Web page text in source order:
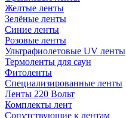
Желтые ленты
Зелёные ленты
Синие ленты
Розовые ленты
Ультрафиолетовые UV ленты
Термоленты для саун
Фитоленты
Специализированные ленты
Ленты 220 Вольт
Комплекты лент
Сопутствующие к лентам